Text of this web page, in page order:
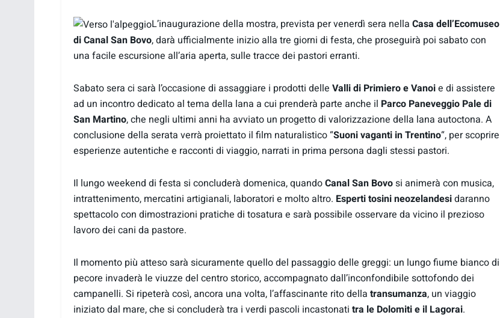
L’inaugurazione della mostra, prevista per venerdì sera nella Casa dell’Ecomuseo
di Canal San Bovo, darà ufficialmente inizio alla tre giorni di festa, che proseguirà poi sabato con
una facile escursione all’aria aperta, sulle tracce dei pastori erranti.
Sabato sera ci sarà l’occasione di assaggiare i prodotti delle Valli di Primiero e Vanoie di assistere
ad un incontro dedicato al tema della lana a cui prenderà parte anche il Parco Paneveggio Pale di
San Martino, che negli ultimi anni ha avviato un progetto di valorizzazione della lana autoctona. A
conclusione della serata verrà proiettato il film naturalistico “Suoni vaganti in Trentino“, per scoprire
esperienze autentiche e racconti di viaggio, narrati in prima persona dagli stessi pastori.
Il lungo weekend di festa si concluderà domenica, quandoCanal San Bovosi animerà con musica,
intrattenimento, mercatini artigianali, laboratori e molto altro. Esperti tosini neozelandesidaranno
spettacolo con dimostrazioni pratiche di tosatura e sarà possibile osservare da vicino il prezioso
lavoro dei cani da pastore.
Il momento più atteso sarà sicuramente quello del passaggio delle greggi: un lungo fiume bianco di
pecore invaderà le viuzze del centro storico, accompagnato dall’inconfondibile sottofondo dei
campanelli. Si ripeterà così, ancora una volta, l’affascinante rito della transumanza, un viaggio
iniziato dal mare, che si concluderà tra i verdi pascoli incastonati tra le Dolomiti e il Lagorai.